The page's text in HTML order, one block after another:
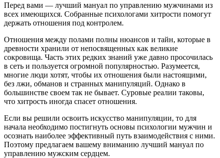
Перед вами — лучший мануал по управлению мужчинами из
всех имеющихся. Собранные психологами хитрости помогут
держать отношения под контролем.
Отношения между полами полны нюансов и тайн, которые в
древности хранили от непосвященных как великие
сокровища. Часть этих редких знаний уже давно просочилась
в сеть и пользуется огромной популярностью. Разумеется,
многие люди хотят, чтобы их отношения были настоящими,
без лжи, обманов и странных манипуляций. Однако в
большинстве своем так не бывает. Суровые реалии таковы,
что хитрость иногда спасет отношения.
Если вы решили освоить искусство манипуляции, то для
начала необходимо постигнуть основы психологии мужчин и
осознать наиболее эффективный путь взаимодействия с ними.
Поэтому предлагаем вашему вниманию лучший мануал по
управлению мужским сердцем.